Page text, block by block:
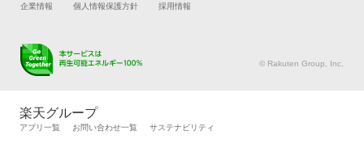
車検の基礎知識 キャンペーン一覧
試乗・商談 新車購入
キズ修理予約
メンテナンス管理
タイヤ交換サービス
自動車カタログ 自動車保険
企業情報 個人情報保護方針 採用情報
© Rakuten Group, Inc.
楽天グループ
アプリ一覧 お問い合わせ一覧 サステナビリティ